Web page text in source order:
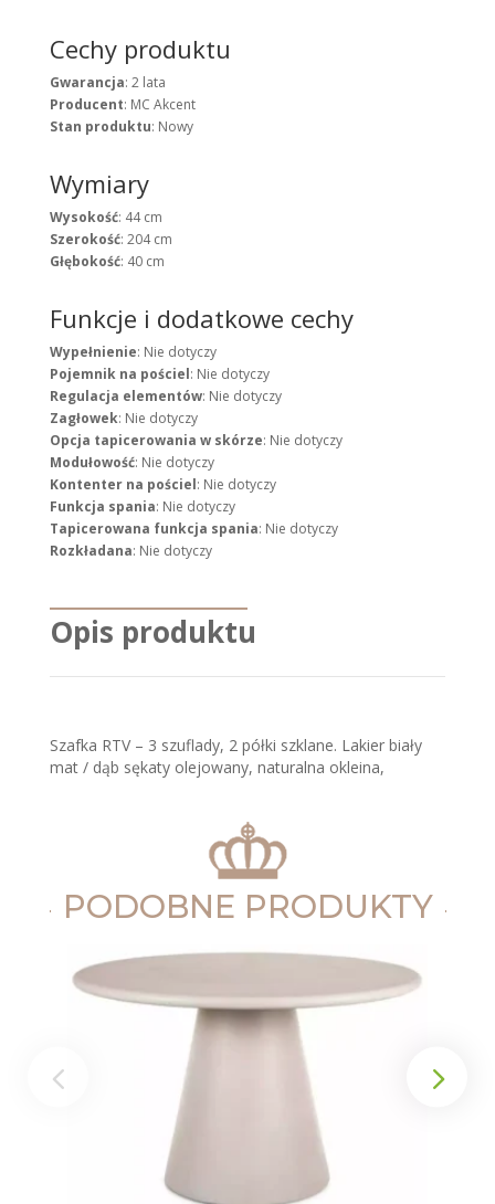
Cechy produktu
Gwarancja: 2 lata
Producent: MC Akcent
Stan produktu: Nowy
Wymiary
Wysokość: 44 cm
Szerokość: 204 cm
Głębokość: 40 cm
Funkcje i dodatkowe cechy
Wypełnienie: Nie dotyczy
Pojemnik na pościel: Nie dotyczy
Regulacja elementów: Nie dotyczy
Zagłowek: Nie dotyczy
Opcja tapicerowania w skórze: Nie dotyczy
Modułowość: Nie dotyczy
Kontenter na pościel: Nie dotyczy
Funkcja spania: Nie dotyczy
Tapicerowana funkcja spania: Nie dotyczy
Rozkładana: Nie dotyczy
Opis produktu
Szafka RTV – 3 szuflady, 2 półki szklane. Lakier biały
mat / dąb sękaty olejowany, naturalna okleina,
PODOBNE PRODUKTY